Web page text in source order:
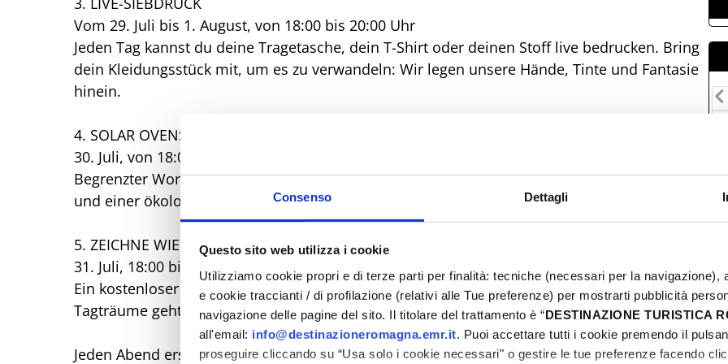
Consenso Dettagli
Questo sito web utilizza i cookie
Utilizziamo cookie propri e di terze parti per finalità: tecniche (necessari per la navigazione),
e cookie traccianti / di profilazione (relativi alle Tue preferenze) per mostrarti pubblicità
navigazione delle pagine del sito. Il titolare del trattamento è “DESTINAZIONE TURISTICA
all'email: info@destinazioneromagna.emr.it. Puoi accettare tutti i cookie premendo il
proseguire cliccando su “Usa solo i cookie necessari" o gestire le tue preferenze facendo clic
Vom 29. Juli bis 1. August, von 18:00 bis 20:00 Uhr
Jeden Tag kannst du deine Tragetasche, dein T-Shirt oder deinen Stoff live bedrucken. Bring
dein Kleidungsstück mit, um es zu verwandeln: Wir legen unsere Hände, Tinte und Fantasie
hinein.
4. SOLAR OVENS
30. Juli, von 18:00 bis 20:00 Uhr
Begrenzter Workshop (max. 10 Plätze) zum Bau von Solaröfen mit einfachen Materialien
und einer ökologischen Vision. Anmeldung bis zum 20. Juli erforderlich.
5. ZEICHNE WIE DU WILLST
31. Juli, 18:00 bis 20:00 Uhr
Ein kostenloser Zeichenworkshop für alle Altersgruppen, bei dem es um Meerestiere und
Tagträume geht. Bring deine Ideen mit, Materialien findest du hier.
Jeden Abend erstrahlt das Dorf mit Live-Musik, Konzerten, DJ-Sets, Jam-Sessions und